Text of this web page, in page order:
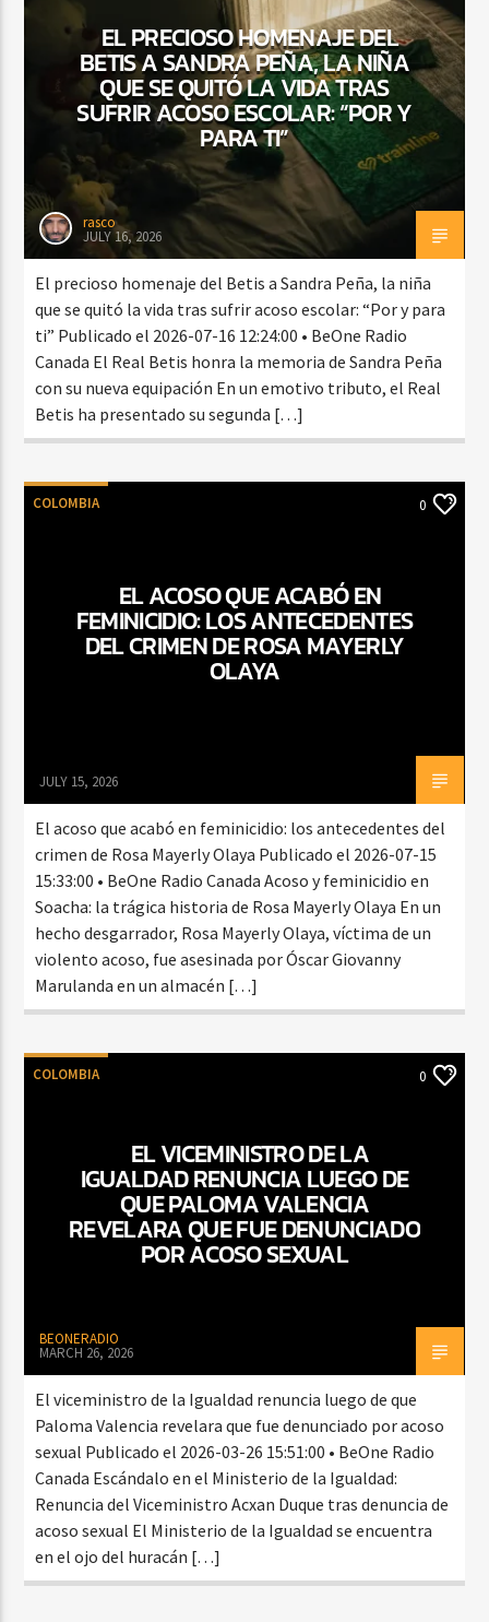
CURRENT SHOW
BALADAS Y VALLENATO
5:00 PM
EL PRECIOSO HOMENAJE DEL
BETIS A SANDRA PEÑA, LA NIÑA
QUE SE QUITÓ LA VIDA TRAS
SUFRIR ACOSO ESCOLAR: “POR Y
PARA TI”
rasco
JULY 16, 2026
El precioso homenaje del Betis a Sandra Peña, la niña
que se quitó la vida tras sufrir acoso escolar: “Por y para
ti” Publicado el 2026-07-16 12:24:00 • BeOne Radio
Canada El Real Betis honra la memoria de Sandra Peña
con su nueva equipación En un emotivo tributo, el Real
Betis ha presentado su segunda […]
COLOMBIA 0
EL ACOSO QUE ACABÓ EN
FEMINICIDIO: LOS ANTECEDENTES
DEL CRIMEN DE ROSA MAYERLY
OLAYA
JULY 15, 2026
El acoso que acabó en feminicidio: los antecedentes del
crimen de Rosa Mayerly Olaya Publicado el 2026-07-15
15:33:00 • BeOne Radio Canada Acoso y feminicidio en
Soacha: la trágica historia de Rosa Mayerly Olaya En un
hecho desgarrador, Rosa Mayerly Olaya, víctima de un
violento acoso, fue asesinada por Óscar Giovanny
Marulanda en un almacén […]
COLOMBIA 0
EL VICEMINISTRO DE LA
IGUALDAD RENUNCIA LUEGO DE
QUE PALOMA VALENCIA
REVELARA QUE FUE DENUNCIADO
POR ACOSO SEXUAL
BEONERADIO
MARCH 26, 2026
El viceministro de la Igualdad renuncia luego de que
Paloma Valencia revelara que fue denunciado por acoso
sexual Publicado el 2026-03-26 15:51:00 • BeOne Radio
Canada Escándalo en el Ministerio de la Igualdad:
Renuncia del Viceministro Acxan Duque tras denuncia de
acoso sexual El Ministerio de la Igualdad se encuentra
en el ojo del huracán […]